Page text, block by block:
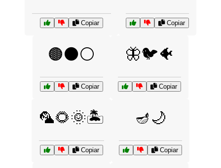
Copiar Copiar
🟤⚫⚪
Copiar
🦋🐦🐠
Copiar
🦜🌻🌞🏝️
Copiar
🪔🌙
Copiar